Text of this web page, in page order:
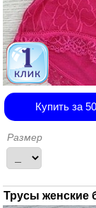
Купить за 50
Размер
Трусы женские